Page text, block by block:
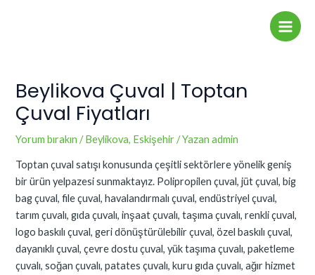
Main
Beylikova Çuval | Toptan
Çuval Fiyatları
Yorum bırakın /Beylikova, Eskişehir/ Yazan admin
Toptan çuval satışı konusunda çeşitli sektörlere yönelik geniş
bir ürün yelpazesi sunmaktayız. Polipropilen çuval, jüt çuval, big
bag çuval, file çuval, havalandırmalı çuval, endüstriyel çuval,
tarım çuvalı, gıda çuvalı, inşaat çuvalı, taşıma çuvalı, renkli çuval,
logo baskılı çuval, geri dönüştürülebilir çuval, özel baskılı çuval,
dayanıklı çuval, çevre dostu çuval, yük taşıma çuvalı, paketleme
çuvalı, soğan çuvalı, patates çuvalı, kuru gıda çuvalı, ağır hizmet